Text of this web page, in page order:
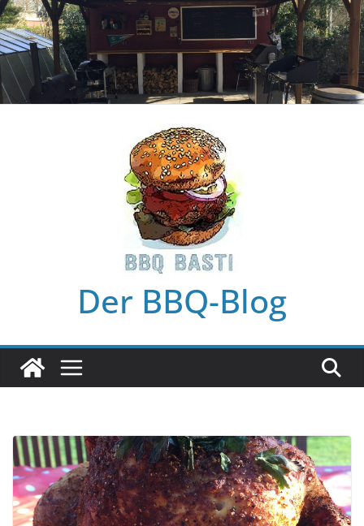
Zum
Inhalt
springen
Der BBQ-Blog